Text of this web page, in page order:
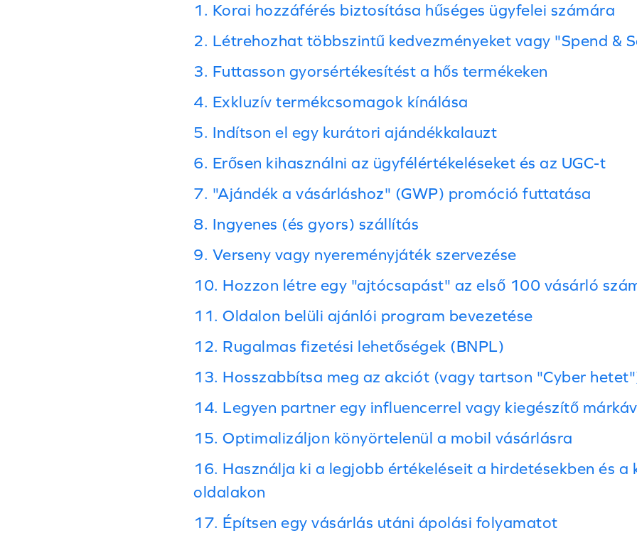
1. Korai hozzáférés biztosítása hűséges ügyfelei számára
2. Létrehozhat többszintű kedvezményeket vagy "Spend &
3. Futtasson gyorsértékesítést a hős termékeken
4. Exkluzív termékcsomagok kínálása
5. Indítson el egy kurátori ajándékkalauzt
6. Erősen kihasználni az ügyfélértékeléseket és az UGC-t
7. "Ajándék a vásárláshoz" (GWP) promóció futtatása
8. Ingyenes (és gyors) szállítás
9. Verseny vagy nyereményjáték szervezése
10. Hozzon létre egy "ajtócsapást" az első 100 vásárló
11. Oldalon belüli ajánlói program bevezetése
12. Rugalmas fizetési lehetőségek (BNPL)
13. Hosszabbítsa meg az akciót (vagy tartson "Cyber
14. Legyen partner egy influencerrel vagy kiegészítő
15. Optimalizáljon könyörtelenül a mobil vásárlásra
16. Használja ki a legjobb értékeléseit a hirdetésekben és a
oldalakon
17. Építsen egy vásárlás utáni ápolási folyamatot